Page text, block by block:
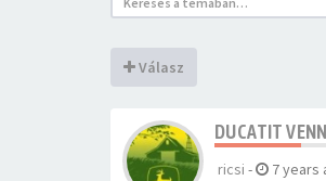
Válasz
DUCATIT
ricsi - 7 years